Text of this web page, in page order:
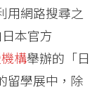
用網路搜尋之
本官方
構舉辦的「日
留學展中，除